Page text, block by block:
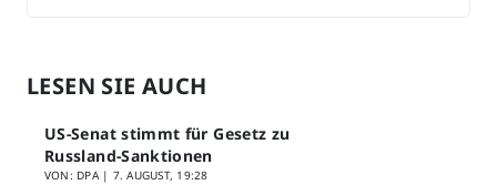
LESEN SIE AUCH
US-Senat stimmt für Gesetz zu
Russland-Sanktionen
VON: DPA | 7. AUGUST, 19:28